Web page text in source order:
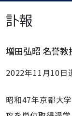
訃報
増田弘昭 名誉教
2022年11月10日
昭和47年京都大